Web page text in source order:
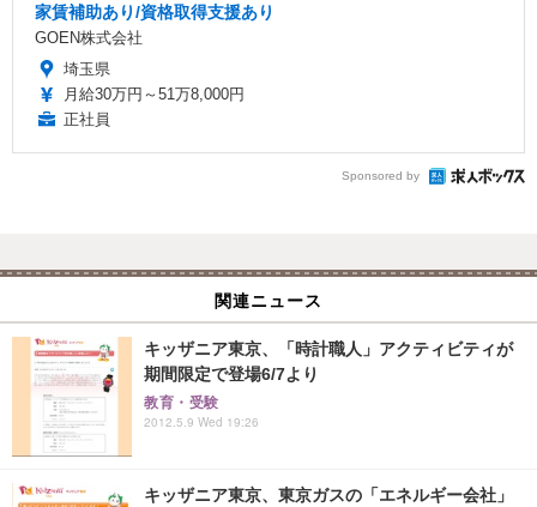
家賃補助あり/資格取得支援あり
GOEN株式会社
埼玉県
月給30万円～51万8,000円
正社員
Sponsored by
関連ニュース
キッザニア東京、「時計職人」アクティビティが
期間限定で登場6/7より
教育・受験
2012.5.9 Wed 19:26
キッザニア東京、東京ガスの「エネルギー会社」